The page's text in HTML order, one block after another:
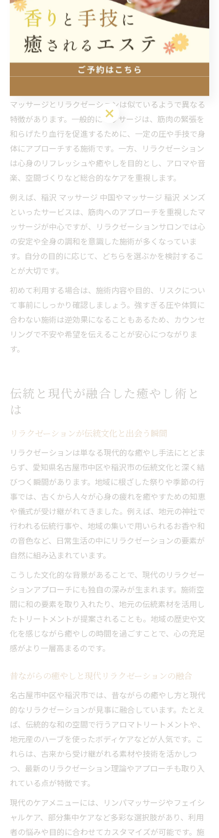
こうした地域密着型のリラクゼーションは、単なる施術
以上の価値をもたらします。コミュニティの一員として
心のつながりを感じられる点も、他の地域にはない大き
な魅力です。
マッサージとリラクゼーションは似ているようで異なる
特徴があります。一般的にマッサージは、筋肉の緊張を
和らげたり血行を促進するために、一定の圧や手技で身
体にアプローチする施術です。一方、リラクゼーション
は心身のリフレッシュや癒やしを目的とし、アロマや音
楽、空間づくりなど総合的なケアを重視します。
例えば、稲沢 マッサージ 中国やマッサージ 稲沢 メンズ
といったサービスは、筋肉へのアプローチを重視したマ
ッサージが中心ですが、リラクゼーションサロンでは心
の安定や全身の調和を意識した施術が多くなっていま
す。自分の目的に応じて、どちらを選ぶかを検討するこ
とが大切です。
初めて利用する場合は、施術内容や目的、リスクについ
て事前にしっかり確認しましょう。強すぎる圧や体質に
合わない施術は逆効果になることもあるため、カウンセ
リングで不安や希望を伝えることが安心につながりま
す。
伝統と現代が融合した癒やし術と
は
リラクゼーションが伝統文化と出会う瞬間
リラクゼーションは単なる現代的な癒やし手法にとどま
らず、愛知県名古屋市中区や稲沢市の伝統文化と深く結
びつく瞬間があります。地域に根ざした祭りや季節の行
事では、古くから人々が心身の疲れを癒やすための知恵
や儀式が受け継がれてきました。例えば、地元の神社で
行われる伝統行事や、地域の集いで用いられるお香や和
の音色など、日常生活の中にリラクゼーションの要素が
自然に組み込まれています。
こうした文化的な背景があることで、現代のリラクゼー
ションアプローチにも独自の深みが生まれます。施術空
間に和の要素を取り入れたり、地元の伝統素材を活用し
たトリートメントが提案されることも。地域の歴史や文
化を感じながら癒やしの時間を過ごすことで、心の充足
感がより一層高まるのです。
昔ながらの癒やしと現代リラクゼーションの融合
名古屋市中区や稲沢市では、昔ながらの癒やし方と現代
的なリラクゼーションが見事に融合しています。たとえ
ば、伝統的な和の空間で行うアロマトリートメントや、
地元産のハーブを使ったボディケアなどが人気です。こ
れらは、古来から受け継がれる素材や技術を活かしつ
つ、最新のリラクゼーション理論やアプローチも取り入
れている点が特徴です。
現代のケアメニューには、リンパマッサージやフェイシ
ャルケア、部分集中ケアなど多彩な選択肢があり、利用
者の悩みや目的に合わせてカスタマイズが可能です。施